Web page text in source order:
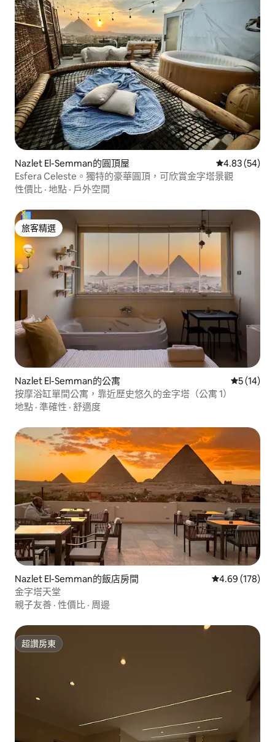
Nazlet El-Semman的圓頂屋 從 54 則評價
4.83 (54)
Esfera Celeste。獨特的豪華圓頂，可欣賞金字塔景觀
性價比 · 地點 · 戶外空間
旅客精選
旅客精選
Nazlet El-Semman的公寓 從 14 則
5 (14)
按摩浴缸單間公寓，靠近歷史悠久的金字塔（公寓 1）
地點 · 準確性 · 舒適度
Nazlet El-Semman的飯店房間 從 178 則評價
4.69 (178)
金字塔天堂
親子友善 · 性價比 · 周邊
超讚房東
超讚房東